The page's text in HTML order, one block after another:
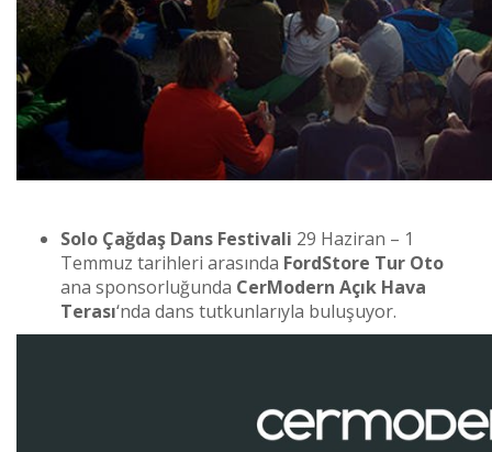
Solo Çağdaş Dans Festivali 29 Haziran – 1
Temmuz tarihleri arasında FordStore Tur Oto
ana sponsorluğunda CerModern Açık Hava
Terası‘nda dans tutkunlarıyla buluşuyor.